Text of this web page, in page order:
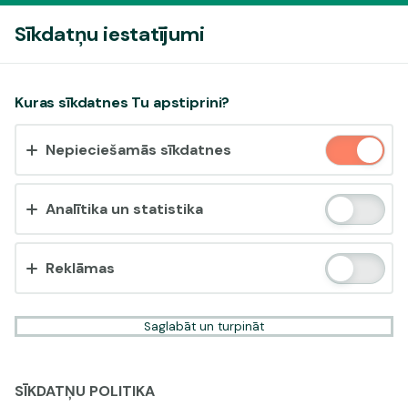
Vai pieņemt sīkdatnes?
Šī vietne izmanto 3 dažādu veidu sīkdatnes: obligāti
nepieciešamās, analītikas un statistikas, reklāmas.
Apstiprināt visu
Sīkdatņu iestatījumi
Kuras sīkdatnes Tu apstiprini?
Nepieciešamās sīkdatnes
Analītika un statistika
Reklāmas
Saglabāt un turpināt
SĪKDATŅU POLITIKA